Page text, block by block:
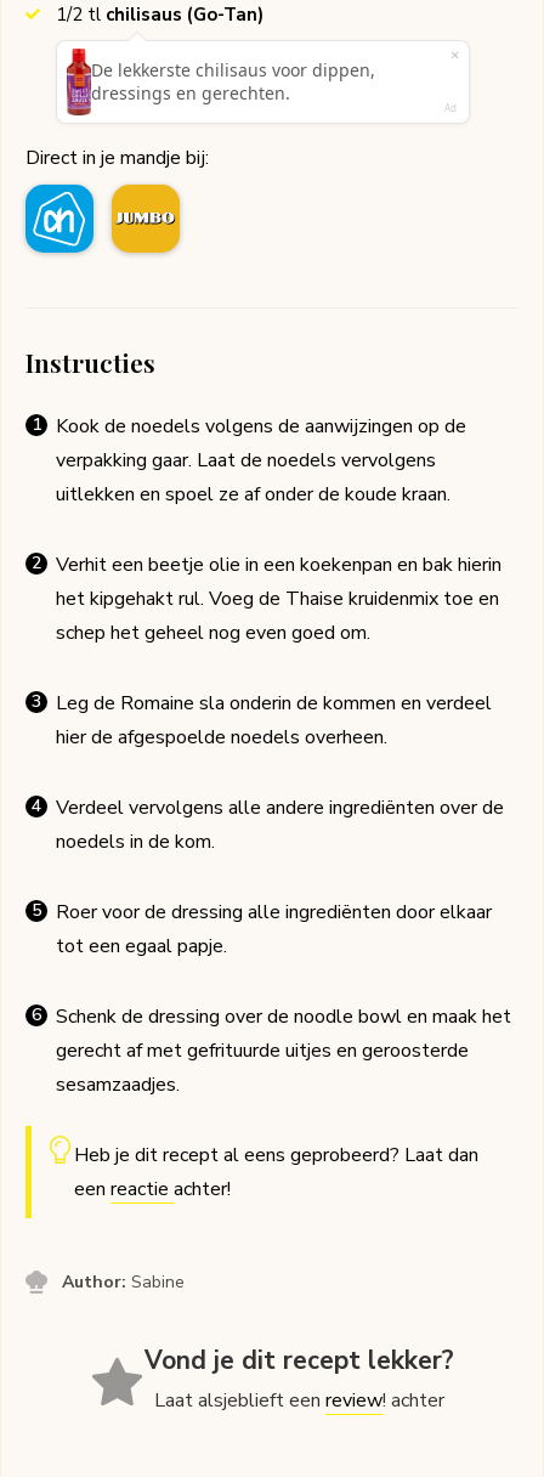
1/2 tl chilisaus (Go-Tan)
Direct in je mandje bij:
Instructies
Kook de noedels volgens de aanwijzingen op de
verpakking gaar. Laat de noedels vervolgens
uitlekken en spoel ze af onder de koude kraan.
Verhit een beetje olie in een koekenpan en bak hierin
het kipgehakt rul. Voeg de Thaise kruidenmix toe en
schep het geheel nog even goed om.
Leg de Romaine sla onderin de kommen en verdeel
hier de afgespoelde noedels overheen.
Verdeel vervolgens alle andere ingrediënten over de
noedels in de kom.
Roer voor de dressing alle ingrediënten door elkaar
tot een egaal papje.
Schenk de dressing over de noodle bowl en maak het
gerecht af met gefrituurde uitjes en geroosterde
sesamzaadjes.
Heb je dit recept al eens geprobeerd? Laat dan
een reactie achter!
Author:Sabine
Vond je dit recept lekker?
Laat alsjeblieft eenreview! achter